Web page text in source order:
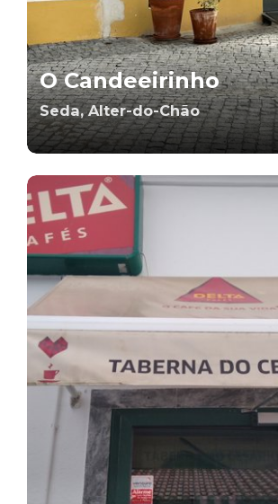
O Candeeirinho
Seda, Alter-do-Chão